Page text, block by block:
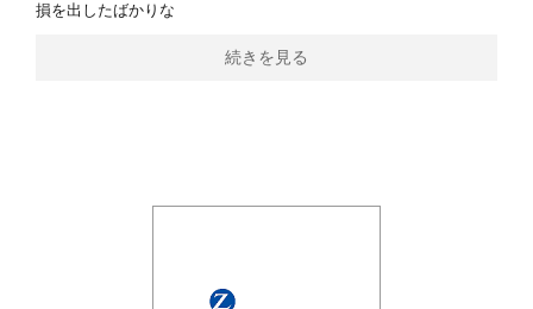
損を出したばかりな
続きを見る